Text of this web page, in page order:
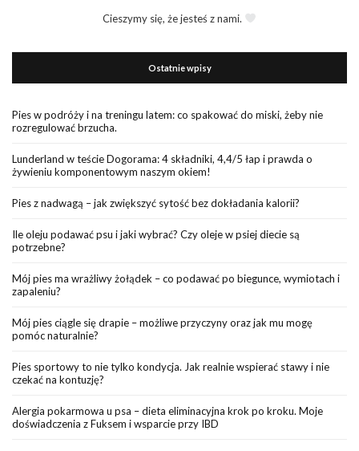
Cieszymy się, że jesteś z nami.
Ostatnie wpisy
Pies w podróży i na treningu latem: co spakować do miski, żeby nie
rozregulować brzucha.
Lunderland w teście Dogorama: 4 składniki, 4,4/5 łap i prawda o
żywieniu komponentowym naszym okiem!
Pies z nadwagą – jak zwiększyć sytość bez dokładania kalorii?
Ile oleju podawać psu i jaki wybrać? Czy oleje w psiej diecie są
potrzebne?
Mój pies ma wrażliwy żołądek – co podawać po biegunce, wymiotach i
zapaleniu?
Mój pies ciągle się drapie – możliwe przyczyny oraz jak mu mogę
pomóc naturalnie?
Pies sportowy to nie tylko kondycja. Jak realnie wspierać stawy i nie
czekać na kontuzję?
Alergia pokarmowa u psa – dieta eliminacyjna krok po kroku. Moje
doświadczenia z Fuksem i wsparcie przy IBD